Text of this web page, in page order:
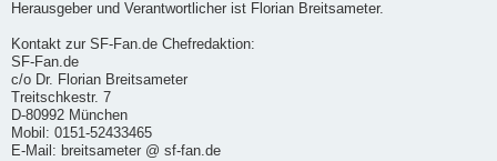
Herausgeber und Verantwortlicher ist Florian Breitsameter.
Kontakt zur SF-Fan.de Chefredaktion:
SF-Fan.de
c/o Dr. Florian Breitsameter
Treitschkestr. 7
D-80992 München
Mobil: 0151-52433465
E-Mail: breitsameter @ sf-fan.de